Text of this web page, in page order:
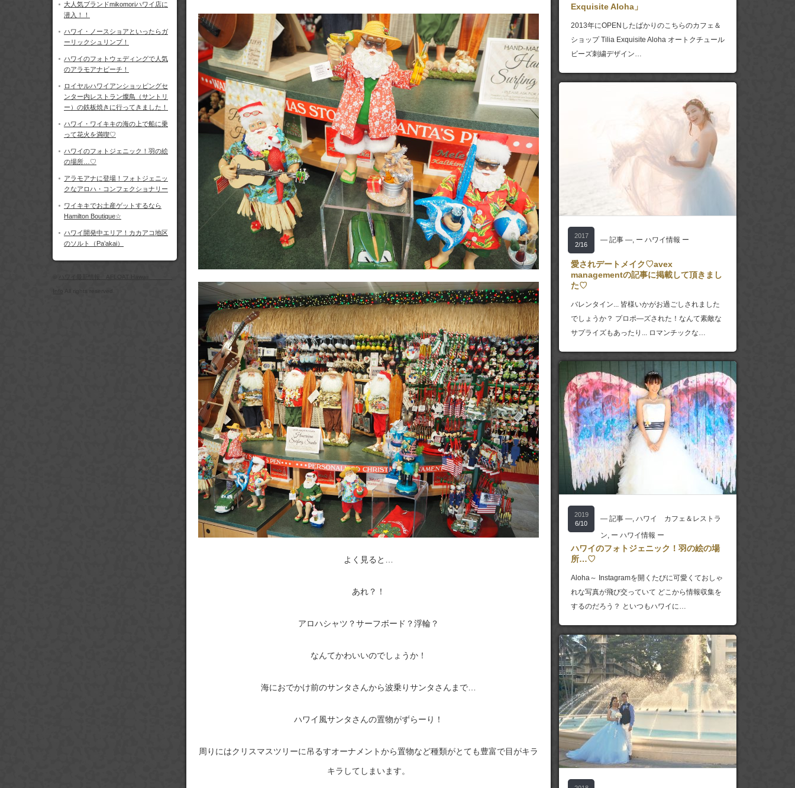
大人気ブランドmikomoriハワイ店に
潜入！！
ハワイ・ノースショアといったらガ
ーリックシュリンプ！
ハワイのフォトウェディングで人気
のアラモアナビーチ！
ロイヤルハワイアンショッピングセ
ンター内レストラン燦鳥（サントリ
ー）の鉄板焼きに行ってきました！
ハワイ・ワイキキの海の上で船に乗
って花火を満喫♡
ハワイのフォトジェニック！羽の絵
の場所…♡
アラモアナに登場！フォトジェニッ
クなアロハ・コンフェクショナリー
ワイキキでお土産ゲットするなら
Hamilton Boutique☆
ハワイ開発中エリア！カカアコ地区
のソルト（Pa’akai）
よく見ると…
あれ？！
アロハシャツ？サーフボード？浮輪？
なんてかわいいのでしょうか！
海におでかけ前のサンタさんから波乗りサンタさんまで…
ハワイ風サンタさんの置物がずらーり！
周りにはクリスマスツリーに吊るすオーナメントから置物など種類がとても豊富で目がキラ
キラしてしまいます。
Exquisite Aloha」
2013年にOPENしたばかりのこちらのカフェ＆
ショップ Tilia Exquisite Aloha オートクチュール
ビーズ刺繍デザイン…
2017
2/16
― 記事 ―, ー ハワイ情報 ー
愛されデートメイク♡avex
managementの記事に掲載して頂きまし
た♡
バレンタイン... 皆様いかがお過ごしされました
でしょうか？ プロポ―ズされた！なんて素敵な
サプライズもあったり... ロマンチックな…
2019
6/10
― 記事 ―, ハワイ カフェ＆レストラ
ン, ー ハワイ情報 ー
ハワイのフォトジェニック！羽の絵の場
所…♡
Aloha～ Instagramを開くたびに可愛くておしゃ
れな写真が飛び交っていて どこから情報収集を
するのだろう？ といつもハワイに…